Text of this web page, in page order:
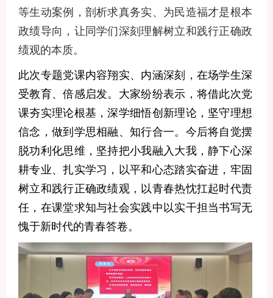
等生动案例，剖析求真务实、为民造福才是根本
政绩导向，让同学们深刻理解树立和践行正确政
绩观的本质。
此次专题党课内容翔实、内涵深刻，在场学生深
受教育、倍感启发。大家纷纷表示，将借此次党
课夯实理论根基，深学细悟创新理论，坚守理想
信念，做到学思相融、知行合一。今后将自觉摆
脱功利化思维，坚持把小我融入大我，静下心深
耕专业、扎实学习，以平和心态踏实奋进，牢固
树立和践行正确政绩观，以青春热忱扛起时代责
任，在课堂求知与社会实践中以实干担当书写无
愧于新时代的青春答卷。